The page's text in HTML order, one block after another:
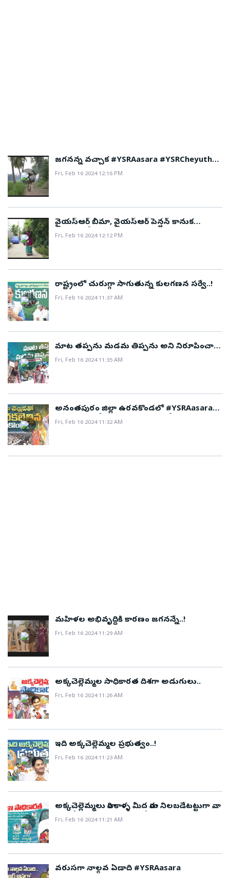
జగనన్న వచ్చాక #YSRAasara #YSRCheyutha
#YSRPensionKanuka పథకాలు అందించి మా
ఇబ్బందులు తీర్చారు..!
Fri, Feb 16 2024 12:16 PM
వైయస్ఆర్ బీమా, వైయస్ఆర్ పెన్షన్ కానుక
పథకాలతో జగనన్న మమ్మల్ని ఆదుకున్నారు..!
Fri, Feb 16 2024 12:12 PM
రాష్ట్రంలో చురుగ్గా సాగుతున్న కులగణన సర్వే..!
Fri, Feb 16 2024 11:37 AM
మాట తప్పను మడమ తిప్పను అని నిరూపించావు
జగనన్న..!
Fri, Feb 16 2024 11:35 AM
అనంతపురం జిల్లా ఉరవకొండలో #YSRAasara
కార్యక్రమం లో బహిరంగ సభకు భారీగా హాజరైన
ప్రజలు..!
Fri, Feb 16 2024 11:32 AM
మహిళల అభివృద్ధికి కారణం జగనన్నే..!
Fri, Feb 16 2024 11:29 AM
అక్కచెల్లెమ్మల సాధికారత దిశగా అడుగులు..
Fri, Feb 16 2024 11:26 AM
ఇది అక్కచెల్లెమ్మల ప్రభుత్వం..!
Fri, Feb 16 2024 11:23 AM
అక్కచెల్లెమ్మలు వారి కాళ్ళ మీద వారు నిలబడేటట్టుగా వారి
జీవనోపాధి మెరుగుపడేలా చేస్తున్న ప్రభుత్వం..!
Fri, Feb 16 2024 11:21 AM
వరుసగా నాల్గవ ఏడాది #YSRAasara